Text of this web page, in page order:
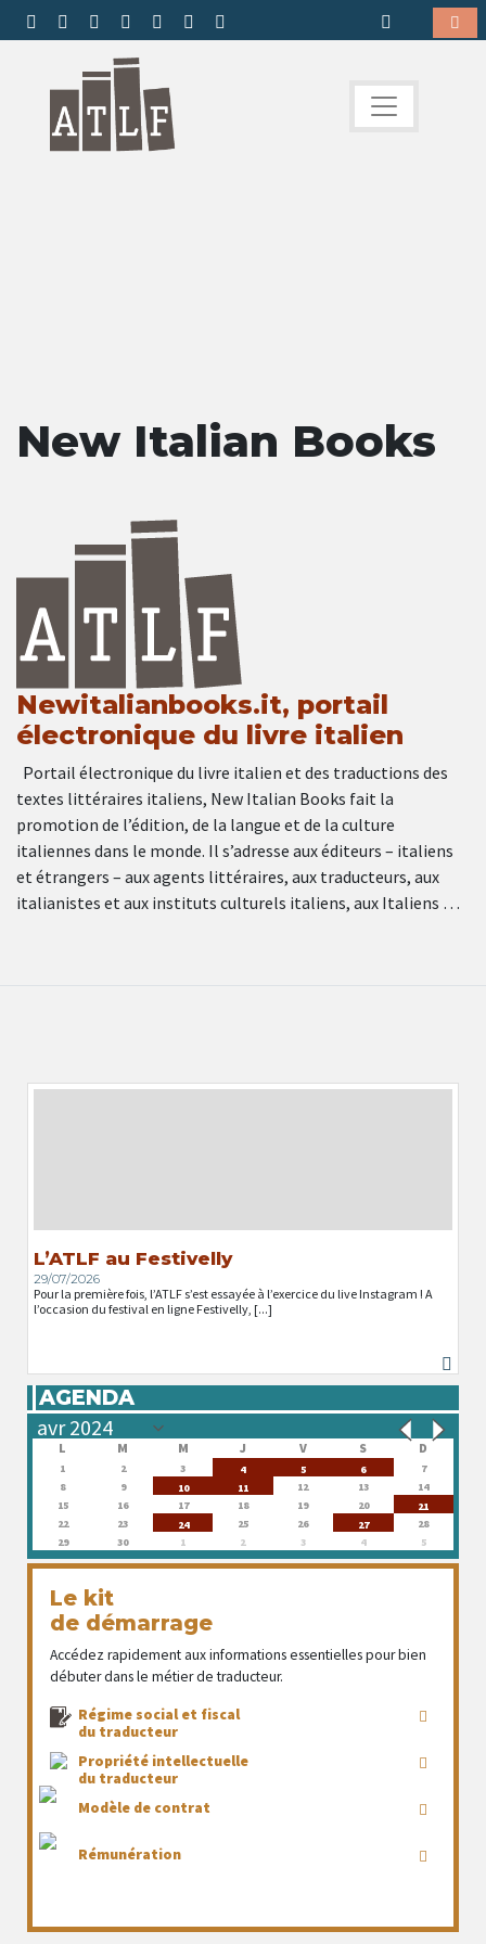
New Italian Books
Newitalianbooks.it, portail
électronique du livre italien
Portail électronique du livre italien et des traductions des
textes littéraires italiens, New Italian Books fait la
promotion de l’édition, de la langue et de la culture
italiennes dans le monde. Il s’adresse aux éditeurs – italiens
et étrangers – aux agents littéraires, aux traducteurs, aux
italianistes et aux instituts culturels italiens, aux Italiens …
L’ATLF au Festivelly
29/07/2026
Pour la première fois, l’ATLF s’est essayée à l’exercice du live Instagram ! A
l’occasion du festival en ligne Festivelly, [...]
AGENDA
L M M J V S D
1 2 3 4 5 6
7
8
9 10 11 12 13
14
15
16 17 18 19 20
21
22
23 24 25 26 27
28
29
30 1 2 3 4 5
Le kit
de démarrage
Accédez rapidement aux informations essentielles pour bien
débuter dans le métier de traducteur.
Régime social et fiscal
du traducteur
Propriété intellectuelle
du traducteur
Modèle de contrat
Rémunération